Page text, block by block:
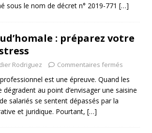
sous le nom de décret n° 2019-771 […]
: préparez votre
Rodriguez Commentaires fermés
est une épreuve. Quand les
au point d’envisager une saisine
salariés se sentent dépassés par la
et juridique. Pourtant, […]